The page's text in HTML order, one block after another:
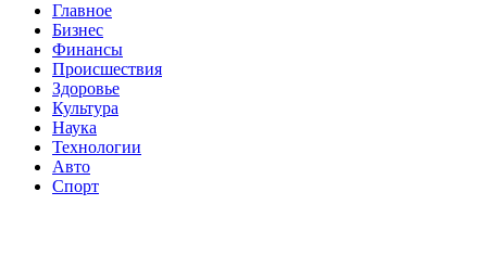
Главное
Бизнес
Финансы
Происшествия
Здоровье
Культура
Наука
Технологии
Авто
Спорт